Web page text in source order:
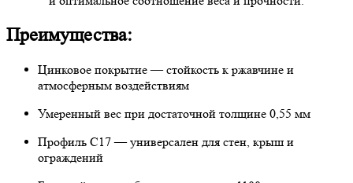
Преимущества:
Цинковое покрытие — стойкость к ржавчине и
атмосферным воздействиям
Умеренный вес при достаточной толщине 0,55 мм
Профиль С17 — универсален для стен, крыш и
ограждений